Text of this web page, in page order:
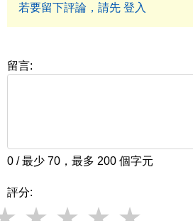
若要留下評論，請先 登入
留言:
0 / 最少 70，最多 200 個字元
評分: